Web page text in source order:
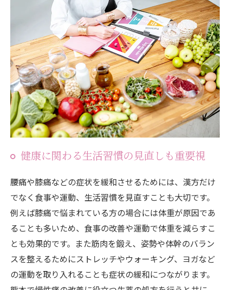
健康に関わる生活習慣の見直しも重要視
腰痛や膝痛などの症状を緩和させるためには、漢方だけ
でなく食事や運動、生活習慣を見直すことも大切です。
例えば膝痛で悩まれている方の場合には体重が原因であ
ることも多いため、食事の改善や運動で体重を減らすこ
とも効果的です。また筋肉を鍛え、姿勢や体幹のバラン
スを整えるためにストレッチやウォーキング、ヨガなど
の運動を取り入れることも症状の緩和につながります。